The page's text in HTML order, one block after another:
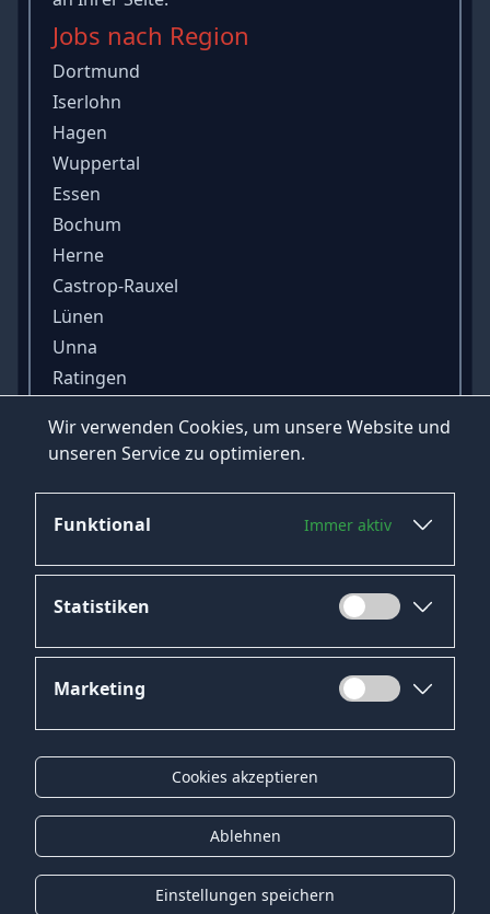
Wir verwenden Cookies, um unsere Website und
unseren Service zu optimieren.
Funktional Immer aktiv
Statistiken
Marketing
Cookies akzeptieren
Ablehnen
Einstellungen speichern
Jobs nach Region
Dortmund
Iserlohn
Hagen
Wuppertal
Essen
Bochum
Herne
Castrop-Rauxel
Lünen
Unna
Ratingen
Oberhausen
Datenschutz
Impressum
Kontakt
Gender-Hinweis
© 2026 Onyx Consulting GmbH